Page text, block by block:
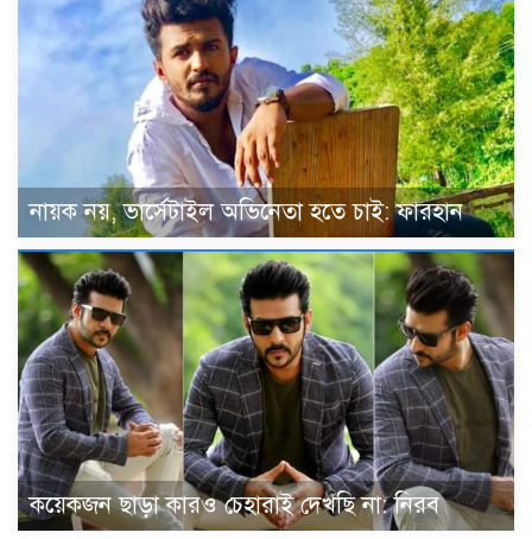
নায়ক নয়, ভার্সেটাইল অভিনেতা হতে চাই: ফারহান
কয়েকজন ছাড়া কারও চেহারাই দেখছি না: নিরব